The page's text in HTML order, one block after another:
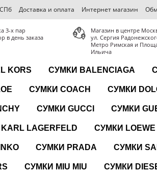
Доставка и оплата Интернет магазин
3-x пар
в день заказа
Магазин в центре
ул. Сергия
Метро Римская и
Ильича
KORS СУМКИ BALENCIAGA
СУМКИ COACH СУМКИ
СУМКИ GUCCI СУМКИ
LAGERFELD СУМКИ LOEWE
СУМКИ PRADA СУМКИ
СУМКИ MIU MIU СУМКИ